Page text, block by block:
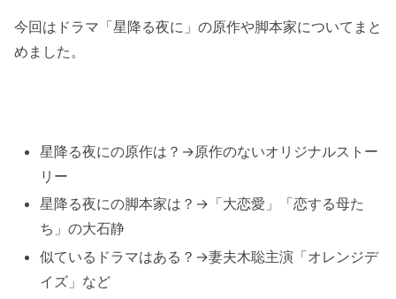
今回はドラマ「星降る夜に」の原作や脚本家についてまと
めました。
星降る夜にの原作は？→原作のないオリジナルストー
リー
星降る夜にの脚本家は？→「大恋愛」「恋する母た
ち」の大石静
似ているドラマはある？→妻夫木聡主演「オレンジデ
イズ」など